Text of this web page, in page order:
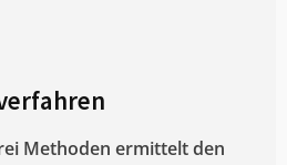
Methoden ermittelt den